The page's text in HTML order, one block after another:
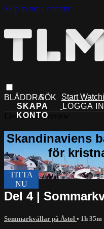
Skip to main content
Start
Live stream preview
Del 4 |
Sommarkvällar på Åstol • 1h 35m